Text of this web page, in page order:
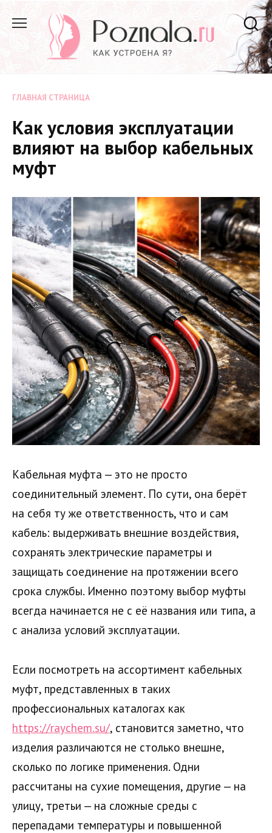
содержанию
ГЛАВНАЯ СТРАНИЦА
Как условия эксплуатации
влияют на выбор кабельных
муфт
Кабельная муфта — это не просто
соединительный элемент. По сути, она берёт
на себя ту же ответственность, что и сам
кабель: выдерживать внешние воздействия,
сохранять электрические параметры и
защищать соединение на протяжении всего
срока службы. Именно поэтому выбор муфты
всегда начинается не с её названия или типа, а
с анализа условий эксплуатации.
Если посмотреть на ассортимент кабельных
муфт, представленных в таких
профессиональных каталогах как
https://raychem.su/, становится заметно, что
изделия различаются не столько внешне,
сколько по логике применения. Одни
рассчитаны на сухие помещения, другие — на
улицу, третьи — на сложные среды с
перепадами температуры и повышенной